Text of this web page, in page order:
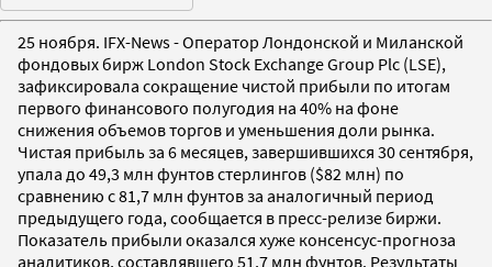
25 ноября. IFX-News - Оператор Лондонской и Миланской
фондовых бирж London Stock Exchange Group Plc (LSE),
зафиксировала сокращение чистой прибыли по итогам
первого финансового полугодия на 40% на фоне
снижения объемов торгов и уменьшения доли рынка.
Чистая прибыль за 6 месяцев, завершившихся 30 сентября,
упала до 49,3 млн фунтов стерлингов ($82 млн) по
сравнению с 81,7 млн фунтов за аналогичный период
предыдущего года, сообщается в пресс-релизе биржи.
Показатель прибыли оказался хуже консенсус-прогноза
аналитиков, составлявшего 51,7 млн фунтов. Результаты